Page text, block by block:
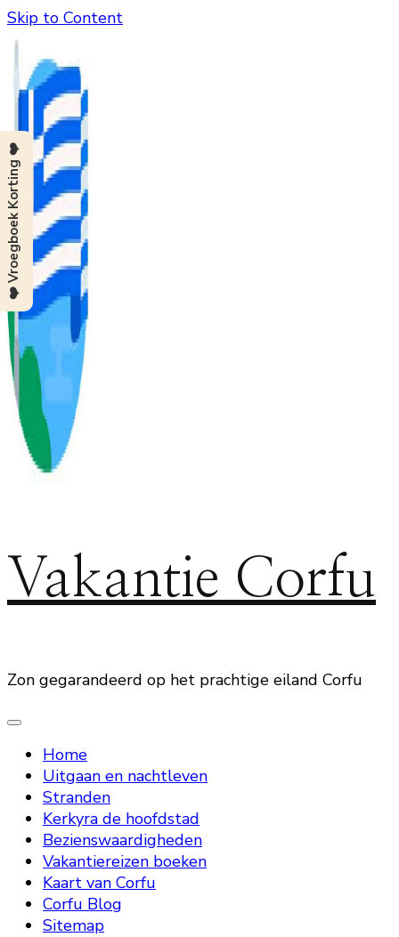
Skip to Content
Vakantie Corfu
Zon gegarandeerd op het prachtige eiland Corfu
Home
Uitgaan en nachtleven
Stranden
Kerkyra de hoofdstad
Bezienswaardigheden
Vakantiereizen boeken
Kaart van Corfu
Corfu Blog
Sitemap
❤️ Vroegboek Korting ❤️